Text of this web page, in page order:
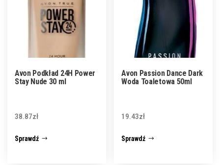
Avon Podkład 24H Power
Stay Nude 30 ml
38.87zł
Sprawdź
Avon Passion Dance Dark
Woda Toaletowa 50ml
19.43zł
Sprawdź